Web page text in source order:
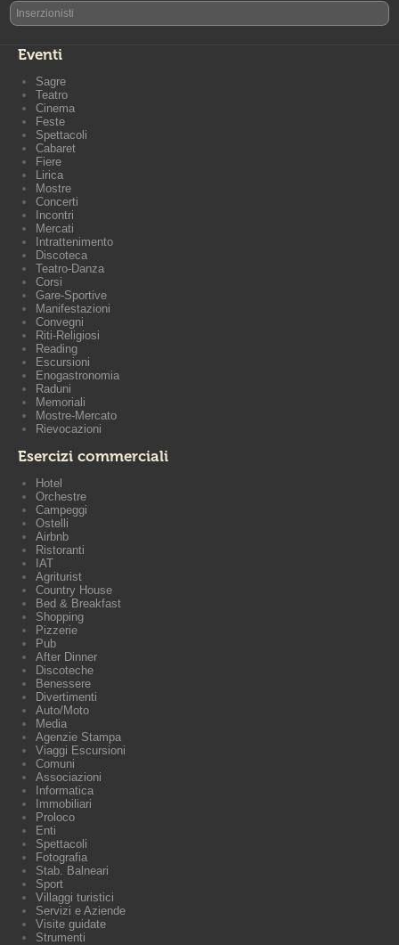
Inserzionisti
Eventi
Sagre
Teatro
Cinema
Feste
Spettacoli
Cabaret
Fiere
Lirica
Mostre
Concerti
Incontri
Mercati
Intrattenimento
Discoteca
Teatro-Danza
Corsi
Gare-Sportive
Manifestazioni
Convegni
Riti-Religiosi
Reading
Escursioni
Enogastronomia
Raduni
Memoriali
Mostre-Mercato
Rievocazioni
Esercizi commerciali
Hotel
Orchestre
Campeggi
Ostelli
Airbnb
Ristoranti
IAT
Agriturist
Country House
Bed & Breakfast
Shopping
Pizzerie
Pub
After Dinner
Discoteche
Benessere
Divertimenti
Auto/Moto
Media
Agenzie Stampa
Viaggi Escursioni
Comuni
Associazioni
Informatica
Immobiliari
Proloco
Enti
Spettacoli
Fotografia
Stab. Balneari
Sport
Villaggi turistici
Servizi e Aziende
Visite guidate
Strumenti